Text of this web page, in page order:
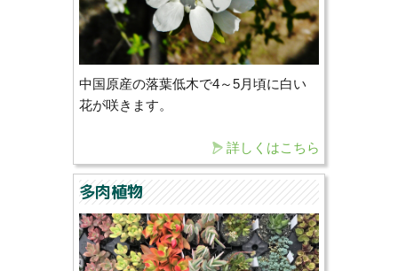
中国原産の落葉低木で4～5月頃に白い
花が咲きます。
詳しくはこちら
多肉植物